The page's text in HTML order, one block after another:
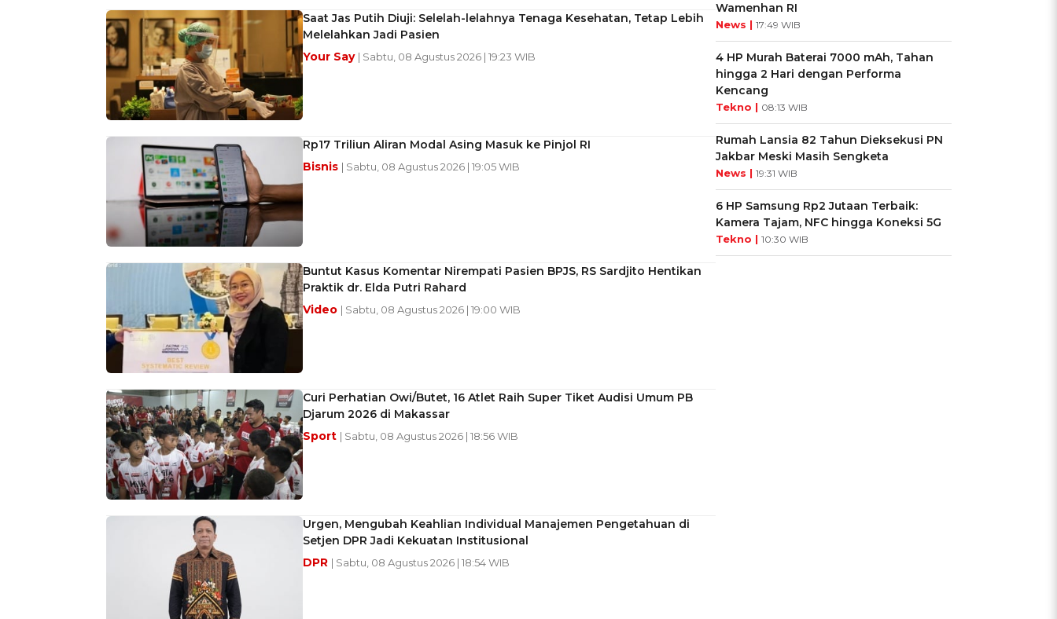
Saat Jas Putih Diuji: Selelah-lelahnya Tenaga Kesehatan, Tetap Lebih
Melelahkan Jadi Pasien
Your Say | Sabtu, 08 Agustus 2026 | 19:23 WIB
Rp17 Triliun Aliran Modal Asing Masuk ke Pinjol RI
Bisnis | Sabtu, 08 Agustus 2026 | 19:05 WIB
Buntut Kasus Komentar Nirempati Pasien BPJS, RS Sardjito Hentikan
Praktik dr. Elda Putri Rahard
Video | Sabtu, 08 Agustus 2026 | 19:00 WIB
Curi Perhatian Owi/Butet, 16 Atlet Raih Super Tiket Audisi Umum PB
Djarum 2026 di Makassar
Sport | Sabtu, 08 Agustus 2026 | 18:56 WIB
Urgen, Mengubah Keahlian Individual Manajemen Pengetahuan di
Setjen DPR Jadi Kekuatan Institusional
DPR | Sabtu, 08 Agustus 2026 | 18:54 WIB
Wamenhan RI
News | 17:49 WIB
4 HP Murah Baterai 7000 mAh, Tahan
hingga 2 Hari dengan Performa
Kencang
Tekno | 08:13 WIB
Rumah Lansia 82 Tahun Dieksekusi PN
Jakbar Meski Masih Sengketa
News | 19:31 WIB
6 HP Samsung Rp2 Jutaan Terbaik:
Kamera Tajam, NFC hingga Koneksi 5G
Tekno | 10:30 WIB